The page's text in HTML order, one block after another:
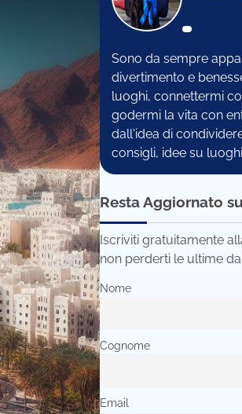
Sono da sempre
divertimento e
luoghi, connettermi
godermi la vita con
dall'idea di
consigli, idee su
Resta Aggiornato
Iscriviti gratuitamente
non perderti le ultime
Nome
Cognome
Email